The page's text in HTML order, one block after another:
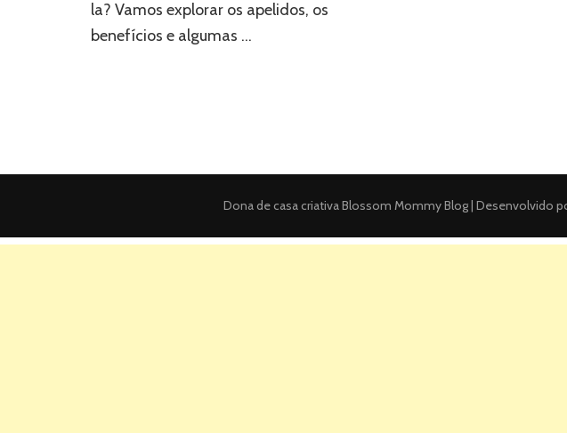
la? Vamos explorar os apelidos, os
benefícios e algumas …
Dona de casa criativaBlossom Mommy Blog | Desenvolvido